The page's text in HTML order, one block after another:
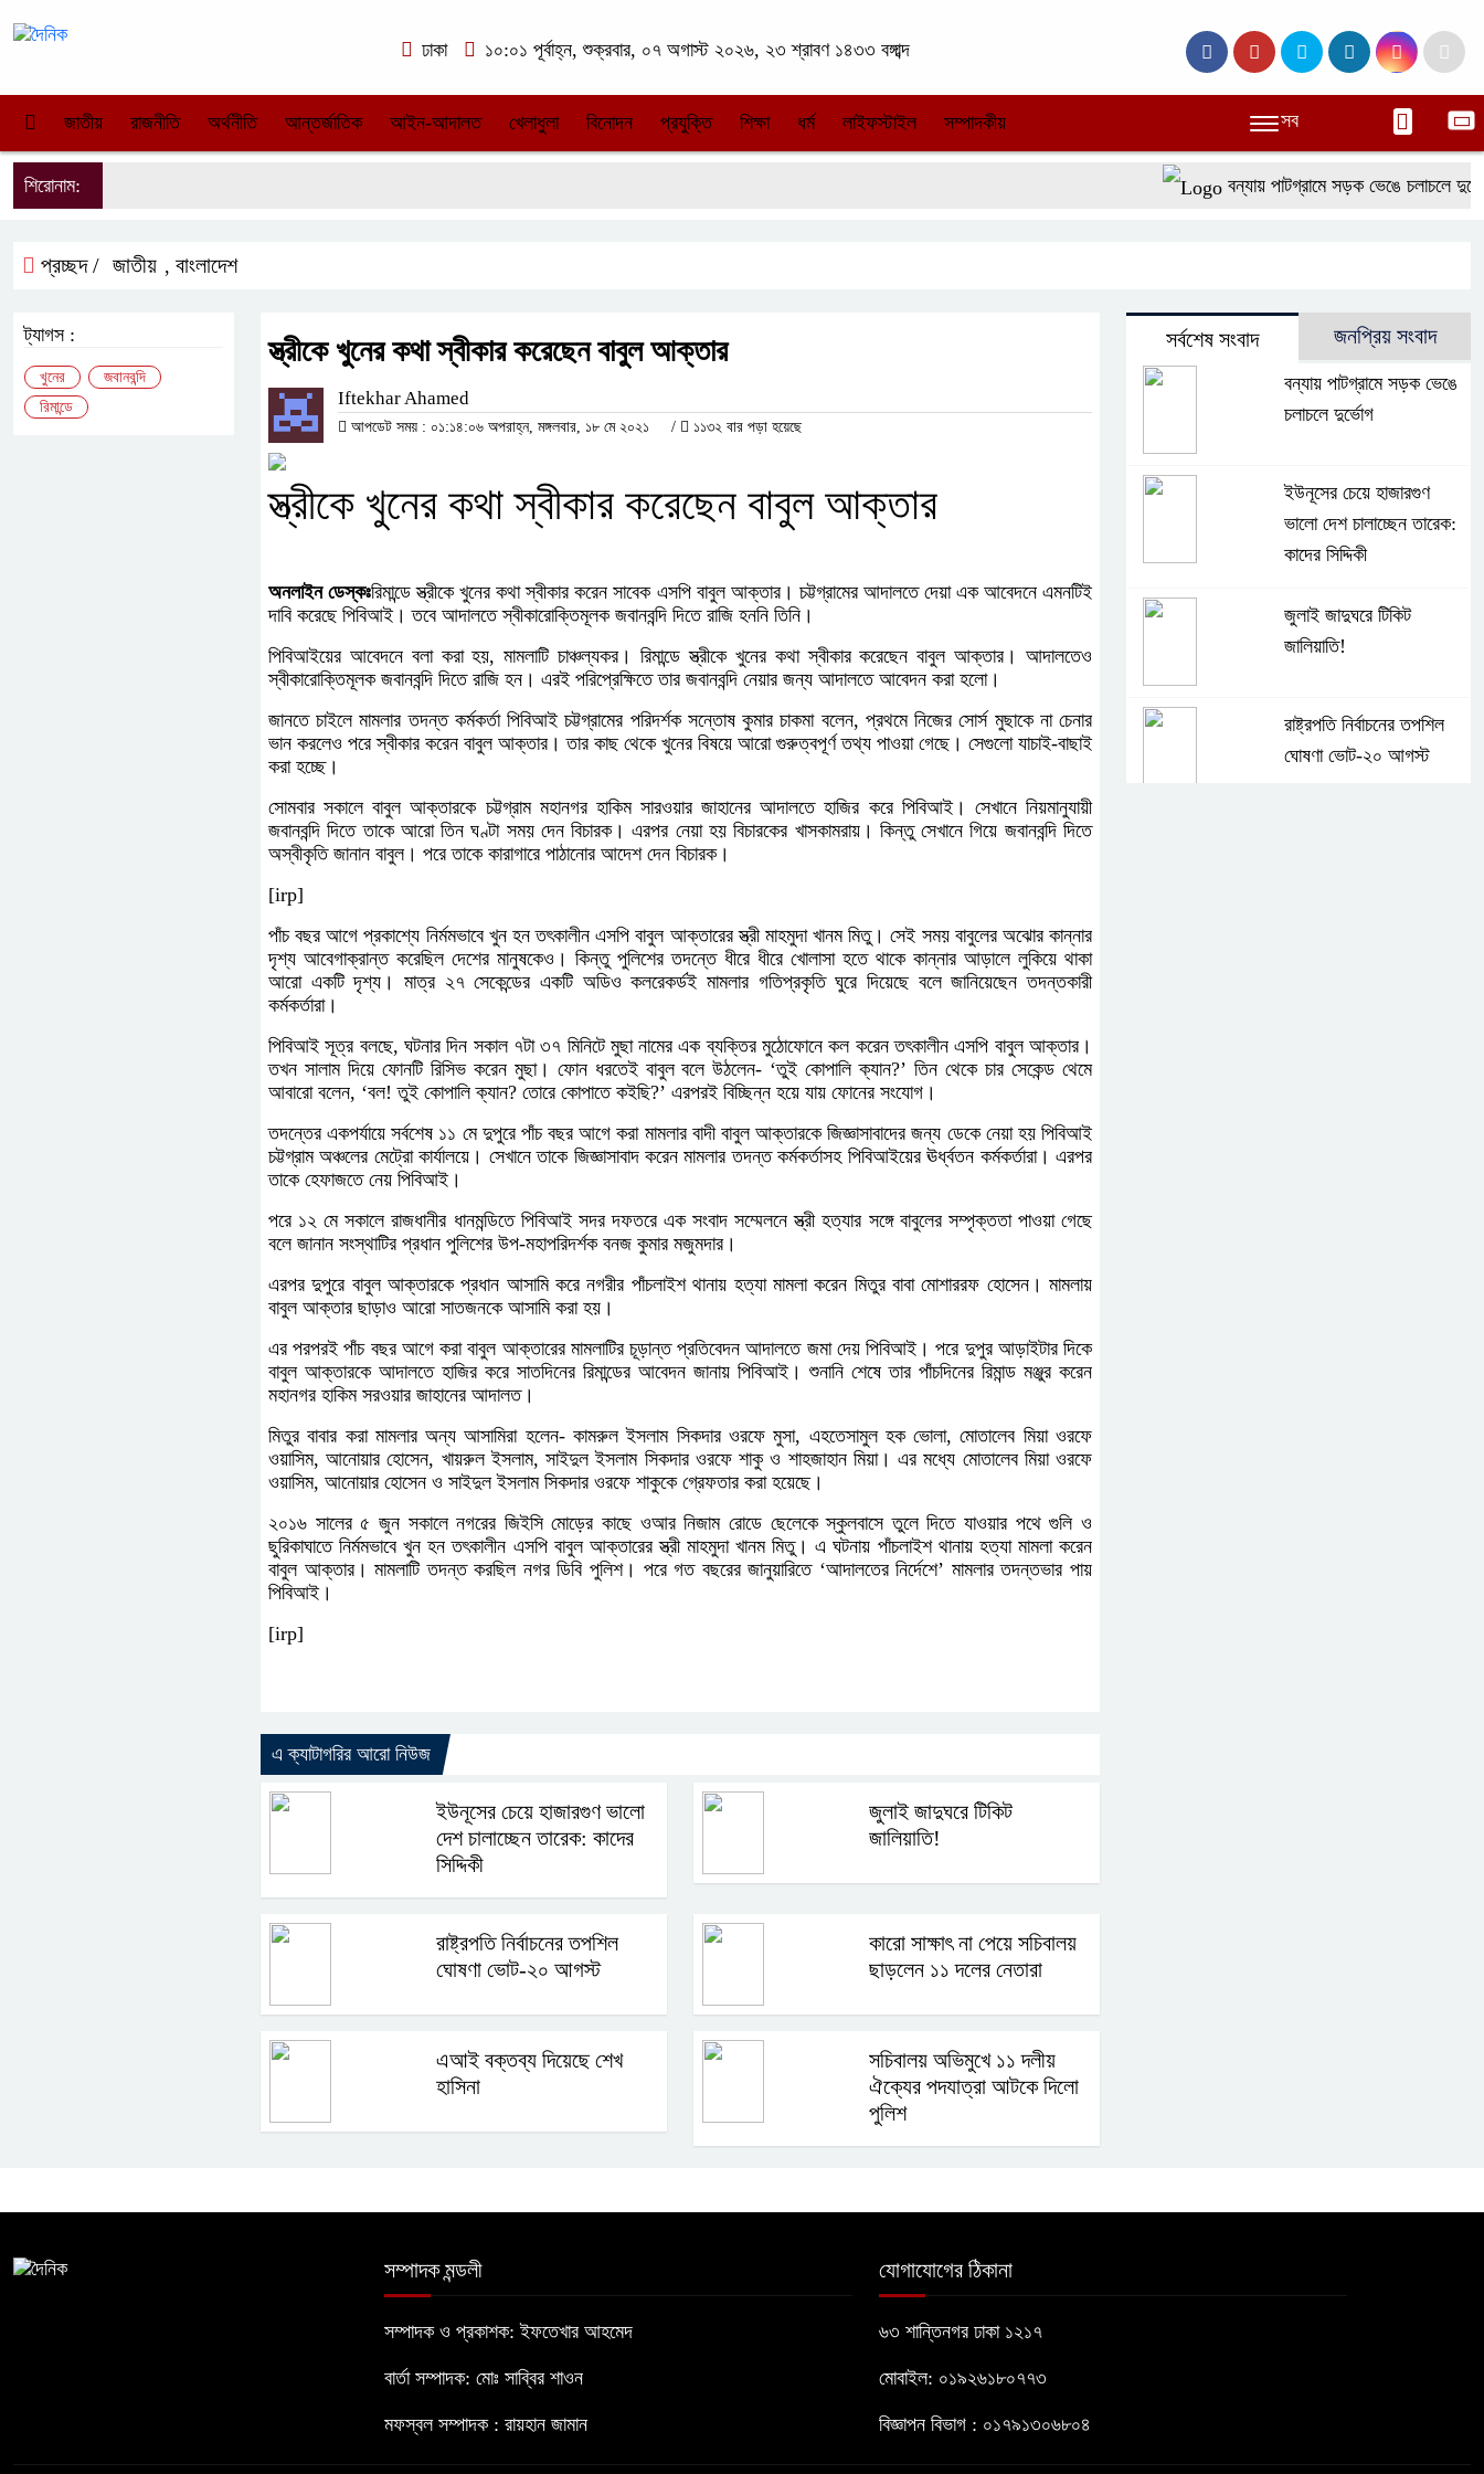
ঢাকা ১০:০১ পূর্বাহ্ন, শুক্রবার, ০৭ অগাস্ট ২০২৬, ২৩ শ্রাবণ ১৪৩৩ বঙ্গাব্দ
জাতীয় রাজনীতি অর্থনীতি আন্তর্জাতিক আইন-আদালত খেলাধুলা বিনোদন প্রযুক্তি শিক্ষা ধর্ম লাইফস্টাইল সম্পাদকীয় সব
শিরোনাম: বন্যায় পাটগ্রামে সড়ক ভেঙে চলাচলে দুর্ভোগ
প্রচ্ছদ / জাতীয় , বাংলাদেশ
স্ত্রীকে খুনের কথা স্বীকার করেছেন বাবুল আক্তার
Iftekhar Ahamed
আপডেট সময় : ০১:১৪:০৬ অপরাহ্ন, মঙ্গলবার, ১৮ মে ২০২১ / ১১৩২ বার পড়া হয়েছে
স্ত্রীকে খুনের কথা স্বীকার করেছেন বাবুল আক্তার
অনলাইন ডেস্কঃরিমান্ডে স্ত্রীকে খুনের কথা স্বীকার করেন সাবেক এসপি বাবুল আক্তার। চট্টগ্রামের আদালতে দেয়া এক আবেদনে এমনটিই
দাবি করেছে পিবিআই। তবে আদালতে স্বীকারোক্তিমূলক জবানবন্দি দিতে রাজি হননি তিনি।
পিবিআইয়ের আবেদনে বলা করা হয়, মামলাটি চাঞ্চল্যকর। রিমান্ডে স্ত্রীকে খুনের কথা স্বীকার করেছেন বাবুল আক্তার। আদালতেও
স্বীকারোক্তিমূলক জবানবন্দি দিতে রাজি হন। এরই পরিপ্রেক্ষিতে তার জবানবন্দি নেয়ার জন্য আদালতে আবেদন করা হলো।
জানতে চাইলে মামলার তদন্ত কর্মকর্তা পিবিআই চট্টগ্রামের পরিদর্শক সন্তোষ কুমার চাকমা বলেন, প্রথমে নিজের সোর্স মুছাকে না চেনার
ভান করলেও পরে স্বীকার করেন বাবুল আক্তার। তার কাছ থেকে খুনের বিষয়ে আরো গুরুত্বপূর্ণ তথ্য পাওয়া গেছে। সেগুলো যাচাই-বাছাই
করা হচ্ছে।
সোমবার সকালে বাবুল আক্তারকে চট্টগ্রাম মহানগর হাকিম সারওয়ার জাহানের আদালতে হাজির করে পিবিআই। সেখানে নিয়মানুযায়ী
জবানবন্দি দিতে তাকে আরো তিন ঘণ্টা সময় দেন বিচারক। এরপর নেয়া হয় বিচারকের খাসকামরায়। কিন্তু সেখানে গিয়ে জবানবন্দি দিতে
অস্বীকৃতি জানান বাবুল। পরে তাকে কারাগারে পাঠানোর আদেশ দেন বিচারক।
[irp]
পাঁচ বছর আগে প্রকাশ্যে নির্মমভাবে খুন হন তৎকালীন এসপি বাবুল আক্তারের স্ত্রী মাহমুদা খানম মিতু। সেই সময় বাবুলের অঝোর কান্নার
দৃশ্য আবেগাক্রান্ত করেছিল দেশের মানুষকেও। কিন্তু পুলিশের তদন্তে ধীরে ধীরে খোলাসা হতে থাকে কান্নার আড়ালে লুকিয়ে থাকা
আরো একটি দৃশ্য। মাত্র ২৭ সেকেন্ডের একটি অডিও কলরেকর্ডই মামলার গতিপ্রকৃতি ঘুরে দিয়েছে বলে জানিয়েছেন তদন্তকারী
কর্মকর্তারা।
পিবিআই সূত্র বলছে, ঘটনার দিন সকাল ৭টা ৩৭ মিনিটে মুছা নামের এক ব্যক্তির মুঠোফোনে কল করেন তৎকালীন এসপি বাবুল আক্তার।
তখন সালাম দিয়ে ফোনটি রিসিভ করেন মুছা। ফোন ধরতেই বাবুল বলে উঠলেন- ‘তুই কোপালি ক্যান?’ তিন থেকে চার সেকেন্ড থেমে
আবারো বলেন, ‘বল! তুই কোপালি ক্যান? তোরে কোপাতে কইছি?’ এরপরই বিচ্ছিন্ন হয়ে যায় ফোনের সংযোগ।
তদন্তের একপর্যায়ে সর্বশেষ ১১ মে দুপুরে পাঁচ বছর আগে করা মামলার বাদী বাবুল আক্তারকে জিজ্ঞাসাবাদের জন্য ডেকে নেয়া হয় পিবিআই
চট্টগ্রাম অঞ্চলের মেট্রো কার্যালয়ে। সেখানে তাকে জিজ্ঞাসাবাদ করেন মামলার তদন্ত কর্মকর্তাসহ পিবিআইয়ের ঊর্ধ্বতন কর্মকর্তারা। এরপর
তাকে হেফাজতে নেয় পিবিআই।
পরে ১২ মে সকালে রাজধানীর ধানমন্ডিতে পিবিআই সদর দফতরে এক সংবাদ সম্মেলনে স্ত্রী হত্যার সঙ্গে বাবুলের সম্পৃক্ততা পাওয়া গেছে
বলে জানান সংস্থাটির প্রধান পুলিশের উপ-মহাপরিদর্শক বনজ কুমার মজুমদার।
এরপর দুপুরে বাবুল আক্তারকে প্রধান আসামি করে নগরীর পাঁচলাইশ থানায় হত্যা মামলা করেন মিতুর বাবা মোশাররফ হোসেন। মামলায়
বাবুল আক্তার ছাড়াও আরো সাতজনকে আসামি করা হয়।
এর পরপরই পাঁচ বছর আগে করা বাবুল আক্তারের মামলাটির চূড়ান্ত প্রতিবেদন আদালতে জমা দেয় পিবিআই। পরে দুপুর আড়াইটার দিকে
বাবুল আক্তারকে আদালতে হাজির করে সাতদিনের রিমান্ডের আবেদন জানায় পিবিআই। শুনানি শেষে তার পাঁচদিনের রিমান্ড মঞ্জুর করেন
মহানগর হাকিম সরওয়ার জাহানের আদালত।
মিতুর বাবার করা মামলার অন্য আসামিরা হলেন- কামরুল ইসলাম সিকদার ওরফে মুসা, এহতেসামুল হক ভোলা, মোতালেব মিয়া ওরফে
ওয়াসিম, আনোয়ার হোসেন, খায়রুল ইসলাম, সাইদুল ইসলাম সিকদার ওরফে শাকু ও শাহজাহান মিয়া। এর মধ্যে মোতালেব মিয়া ওরফে
ওয়াসিম, আনোয়ার হোসেন ও সাইদুল ইসলাম সিকদার ওরফে শাকুকে গ্রেফতার করা হয়েছে।
২০১৬ সালের ৫ জুন সকালে নগরের জিইসি মোড়ের কাছে ওআর নিজাম রোডে ছেলেকে স্কুলবাসে তুলে দিতে যাওয়ার পথে গুলি ও
ছুরিকাঘাতে নির্মমভাবে খুন হন তৎকালীন এসপি বাবুল আক্তারের স্ত্রী মাহমুদা খানম মিতু। এ ঘটনায় পাঁচলাইশ থানায় হত্যা মামলা করেন
বাবুল আক্তার। মামলাটি তদন্ত করছিল নগর ডিবি পুলিশ। পরে গত বছরের জানুয়ারিতে ‘আদালতের নির্দেশে’ মামলার তদন্তভার পায়
পিবিআই।
[irp]
এ ক্যাটাগরির আরো নিউজ
ইউনূসের চেয়ে হাজারগুণ ভালো
দেশ চালাচ্ছেন তারেক: কাদের
সিদ্দিকী
জুলাই জাদুঘরে টিকিট
জালিয়াতি!
রাষ্ট্রপতি নির্বাচনের তপশিল
ঘোষণা ভোট-২০ আগস্ট
কারো সাক্ষাৎ না পেয়ে সচিবালয়
ছাড়লেন ১১ দলের নেতারা
এআই বক্তব্য দিয়েছে শেখ
হাসিনা
সচিবালয় অভিমুখে ১১ দলীয়
ঐক্যের পদযাত্রা আটকে দিলো
পুলিশ
ট্যাগস :
খুনের
জবানবন্দি
রিমান্ডে
সর্বশেষ সংবাদ জনপ্রিয় সংবাদ
বন্যায় পাটগ্রামে সড়ক ভেঙে
চলাচলে দুর্ভোগ
ইউনূসের চেয়ে হাজারগুণ
ভালো দেশ চালাচ্ছেন তারেক:
কাদের সিদ্দিকী
জুলাই জাদুঘরে টিকিট
জালিয়াতি!
রাষ্ট্রপতি নির্বাচনের তপশিল
ঘোষণা ভোট-২০ আগস্ট
সম্পাদক মন্ডলী
সম্পাদক ও প্রকাশক: ইফতেখার আহমেদ
বার্তা সম্পাদক: মোঃ সাব্বির শাওন
মফস্বল সম্পাদক : রায়হান জামান
যোগাযোগের ঠিকানা
৬৩ শান্তিনগর ঢাকা ১২১৭
মোবাইল: ০১৯২৬১৮০৭৭৩
বিজ্ঞাপন বিভাগ : ০১৭৯১৩০৬৮০৪